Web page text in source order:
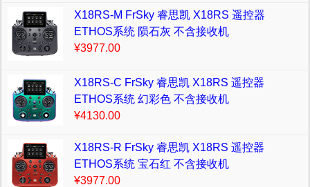
X18RS-M FrSky 睿思凯 X18RS 遥控器
ETHOS系统 陨石灰 不含接收机
¥3977.00
X18RS-C FrSky 睿思凯 X18RS 遥控器
ETHOS系统 幻彩色 不含接收机
¥4130.00
X18RS-R FrSky 睿思凯 X18RS 遥控器
ETHOS系统 宝石红 不含接收机
¥3977.00